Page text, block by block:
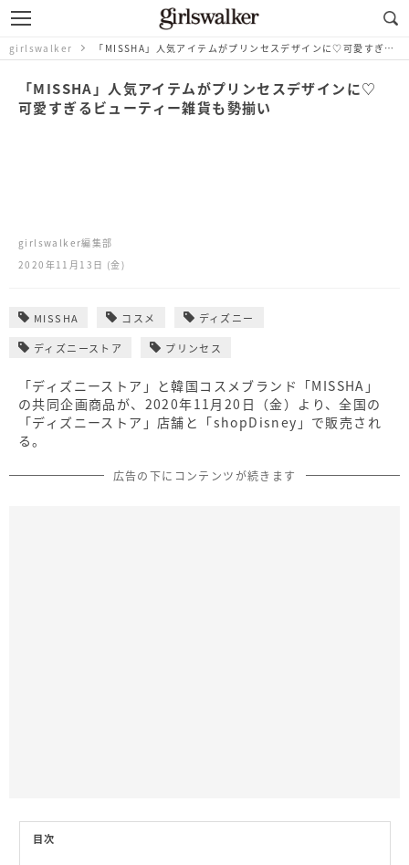
girlswalker 「MISSHA」人気アイテムがプリンセスデザインに♡可愛すぎるビューティー雑貨も勢揃い
「MISSHA」人気アイテムがプリンセスデザインに♡
可愛すぎるビューティー雑貨も勢揃い
girlswalker編集部
2020年11月13日 (金)
MISSHA コスメ ディズニー
ディズニーストア プリンセス
「ディズニーストア」と韓国コスメブランド「MISSHA」
の共同企画商品が、2020年11月20日（金）より、全国の
「ディズニーストア」店舗と「shopDisney」で販売され
る。
広告の下にコンテンツが続きます
目次